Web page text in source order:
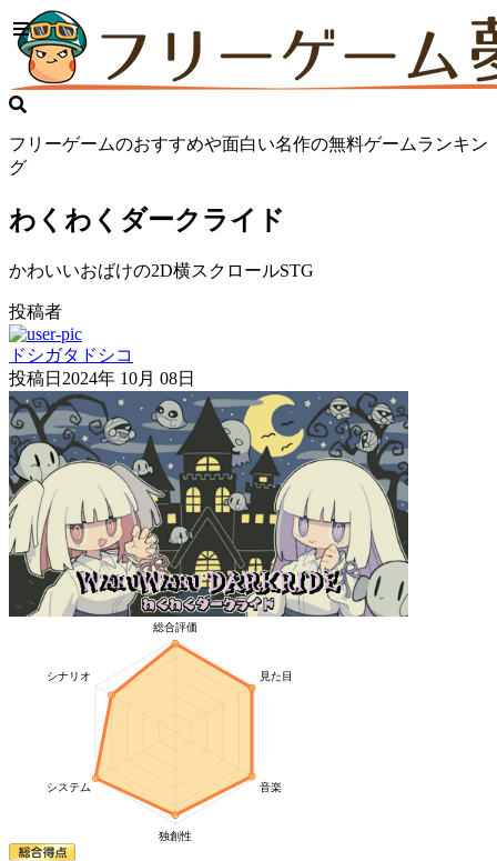
フリーゲームのおすすめや面白い名作の無料ゲームランキン
グ
わくわくダークライド
かわいいおばけの2D横スクロールSTG
投稿者
ドシガタドシコ
投稿日 2024年 10月 08日